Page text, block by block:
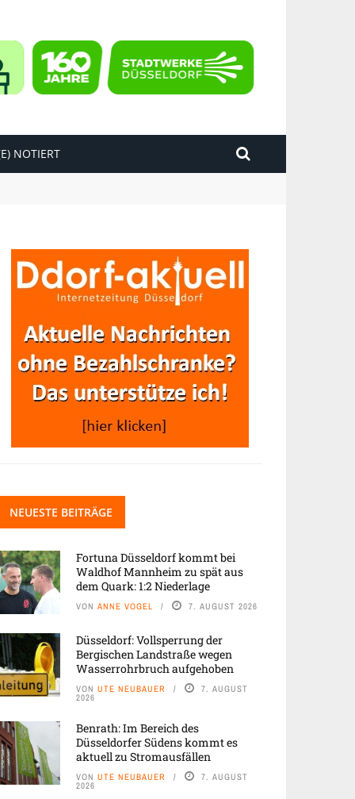
NOTIERT
NEUESTE BEITRÄGE
Fortuna Düsseldorf kommt bei
Waldhof Mannheim zu spät aus
dem Quark: 1:2 Niederlage
VON ANNE VOGEL 7. AUGUST 2026
Düsseldorf: Vollsperrung der
Bergischen Landstraße wegen
Wasserrohrbruch aufgehoben
VON UTE NEUBAUER 7. AUGUST
2026
Benrath: Im Bereich des
Düsseldorfer Südens kommt es
aktuell zu Stromausfällen
VON UTE NEUBAUER 7. AUGUST
2026